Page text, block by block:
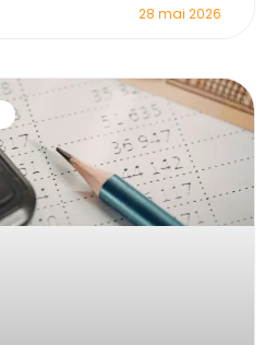
28 mai 2026